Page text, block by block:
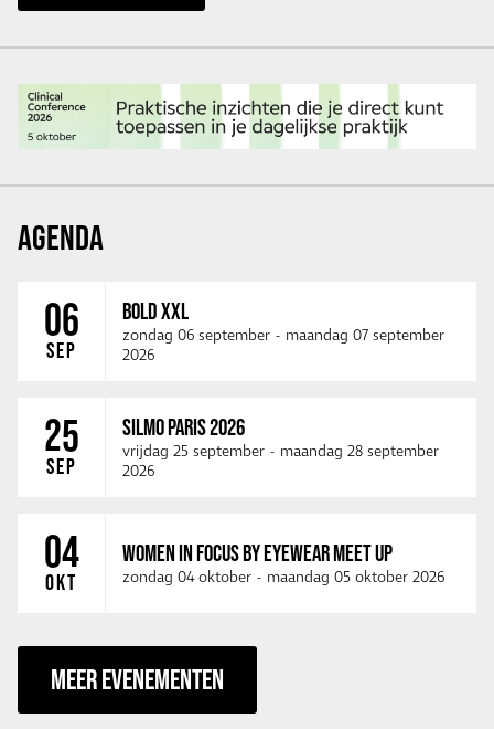
AGENDA
06
SEP
BOLD XXL
zondag 06 september - maandag 07 september
2026
25
SEP
SILMO PARIS 2026
vrijdag 25 september - maandag 28 september
2026
04
OKT
WOMEN IN FOCUS BY EYEWEAR MEET UP
zondag 04 oktober - maandag 05 oktober 2026
MEER EVENEMENTEN